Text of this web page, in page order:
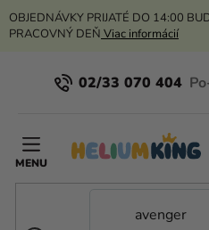
Prejsť
na
OBJEDNÁVKY PRIJATÉ DO 14:00
PRACOVNÝ DEŇ Viac informácií
02/33 070 404